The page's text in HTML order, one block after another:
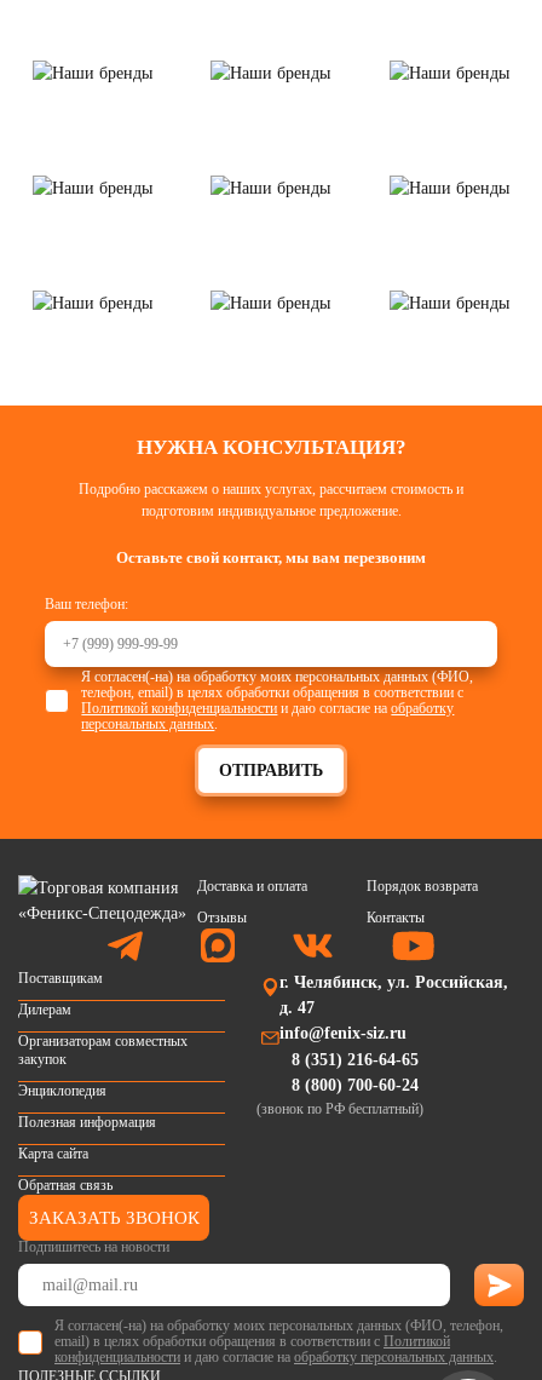
НУЖНА КОНСУЛЬТАЦИЯ?
Подробно расскажем о наших услугах, рассчитаем стоимость и
подготовим индивидуальное предложение.
Оставьте свой контакт, мы вам перезвоним
Ваш телефон:
ОТПРАВИТЬ
Я согласен(-на) на обработку моих персональных данных (ФИО,
телефон, email) в целях обработки обращения в соответствии с
Политикой конфиденциальности и даю согласие наобработку
персональных данных.
Доставка и оплата
Порядок возврата
Отзывы
Контакты
Подпишитесь на новости
Я согласен(-на) на обработку моих персональных данных (ФИО, телефон,
email) в целях обработки обращения в соответствии с Политикой
конфиденциальности и даю согласие на обработку персональных данных.
Поставщикам
Дилерам
Организаторам совместных
закупок
Энциклопедия
Полезная информация
Карта сайта
Обратная связь
г. Челябинск, ул. Российская,
д. 47
info@fenix-siz.ru
8 (351) 216-64-65
8 (800) 700-60-24
(звонок по РФ бесплатный)
ЗАКАЗАТЬ ЗВОНОК